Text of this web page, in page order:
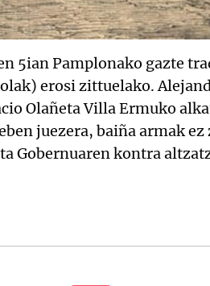
5ian Pamplonako gazte
erosi zittuelako.
Olañeta Villa Ermuko
juezera, baiña armak
Gobernuaren kontra